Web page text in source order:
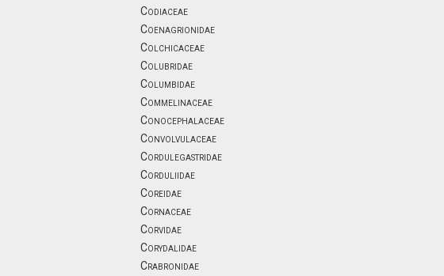
Codiaceae
Coenagrionidae
Colchicaceae
Colubridae
Columbidae
Commelinaceae
Conocephalaceae
Convolvulaceae
Cordulegastridae
Corduliidae
Coreidae
Cornaceae
Corvidae
Corydalidae
Crabronidae